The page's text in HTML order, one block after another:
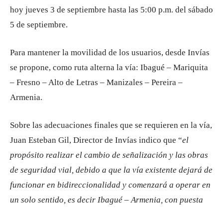
hoy jueves 3 de septiembre hasta las 5:00 p.m. del sábado
5 de septiembre.
Para mantener la movilidad de los usuarios, desde Invías
se propone, como ruta alterna la vía: Ibagué – Mariquita
– Fresno – Alto de Letras – Manizales – Pereira –
Armenia.
Sobre las adecuaciones finales que se requieren en la vía,
Juan Esteban Gil, Director de Invías indico que “el
propósito realizar el cambio de señalización y las obras
de seguridad vial, debido a que la vía existente dejará de
funcionar en bidireccionalidad y comenzará a operar en
un solo sentido, es decir Ibagué – Armenia, con puesta